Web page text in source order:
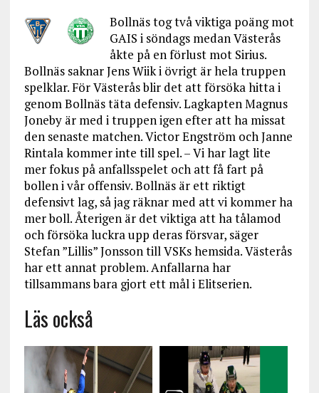
Bollnäs tog två viktiga poäng mot
GAIS i söndags medan Västerås
åkte på en förlust mot Sirius.
Bollnäs saknar Jens Wiik i övrigt är hela truppen
spelklar. För Västerås blir det att försöka hitta i
genom Bollnäs täta defensiv. Lagkapten Magnus
Joneby är med i truppen igen efter att ha missat
den senaste matchen. Victor Engström och Janne
Rintala kommer inte till spel. – Vi har lagt lite
mer fokus på anfallsspelet och att få fart på
bollen i vår offensiv. Bollnäs är ett riktigt
defensivt lag, så jag räknar med att vi kommer ha
mer boll. Återigen är det viktiga att ha tålamod
och försöka luckra upp deras försvar, säger
Stefan ”Lillis” Jonsson till VSKs hemsida. Västerås
har ett annat problem. Anfallarna har
tillsammans bara gjort ett mål i Elitserien.
Läs också